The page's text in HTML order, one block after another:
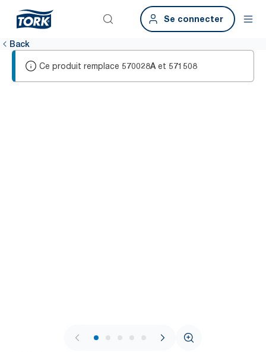
Se connecter
Back
Ce produit remplace 570028A et 571508
1 / 6